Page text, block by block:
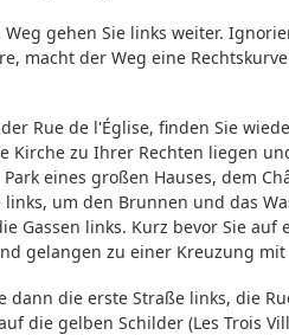
gehen Sie links weiter.
macht der Weg eine
Rue de l'Église, finden Sie
Kirche zu Ihrer Rechten liegen
eines großen Hauses, dem
um den Brunnen und das
Gassen links. Kurz bevor Sie
gelangen zu einer Kreuzung
dann die erste Straße links, die
die gelben Schilder (Les Trois